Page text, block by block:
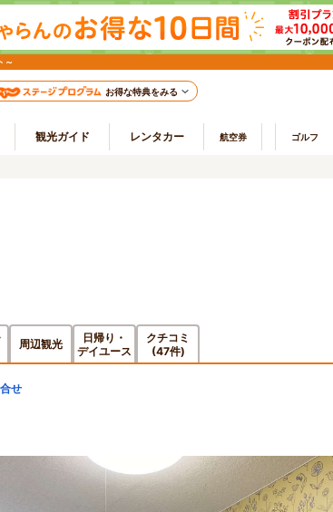
～
お得な特典をみる
観光ガイド レンタカー 航空券 ゴルフ
周辺観光
日帰り・
デイユース
クチコミ
(47件)
せ